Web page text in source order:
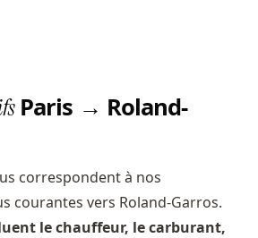
Paris → Roland-
correspondent à nos
courantes vers Roland-Garros.
le chauffeur, le carburant,